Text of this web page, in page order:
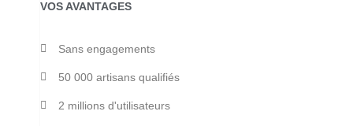
VOS AVANTAGES
Sans engagements
50 000 artisans qualifiés
2 millions d'utilisateurs